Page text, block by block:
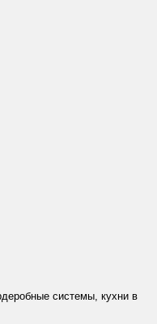
системы, кухни в